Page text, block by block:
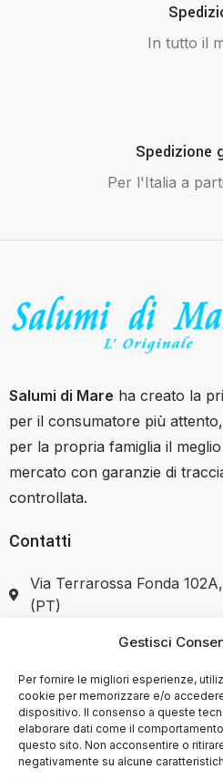
Gestisci
Per fornire le migliori esperienze,
cookie per memorizzare e/o
dispositivo. Il consenso a queste
elaborare dati come il
questo sito. Non acconsentire o
negativamente su alcune
In tutto il
Spedizione
Per l'Italia a
Salumi di Mare ha creato la
per il consumatore più
per la propria famiglia il
mercato con garanzie di
controllata.
Contatti
Via Terrarossa Fonda
(PT)
+39 351 7446037
SHOP